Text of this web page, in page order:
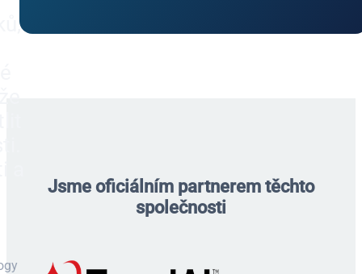
Jsme oficiálním partnerem těchto
společnosti